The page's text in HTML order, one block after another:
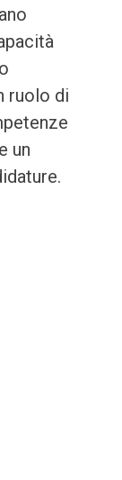
ruolo di
un